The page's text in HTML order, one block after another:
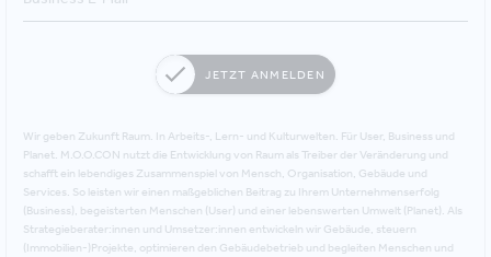
JETZT ANMELDEN
Wir geben Zukunft Raum. In Arbeits-, Lern- und Kulturwelten. Für User, Business und
Planet. M.O.O.CON nutzt die Entwicklung von Raum als Treiber der Veränderung und
schafft ein lebendiges Zusammenspiel von Mensch, Organisation, Gebäude und
Services. So leisten wir einen maßgeblichen Beitrag zu Ihrem Unternehmenserfolg
(Business), begeisterten Menschen (User) und einer lebenswerten Umwelt (Planet). Als
Strategieberater:innen und Umsetzer:innen entwickeln wir Gebäude, steuern
(Immobilien-)Projekte, optimieren den Gebäudebetrieb und begleiten Menschen und